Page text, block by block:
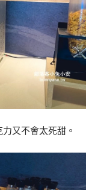
又不會太死甜。